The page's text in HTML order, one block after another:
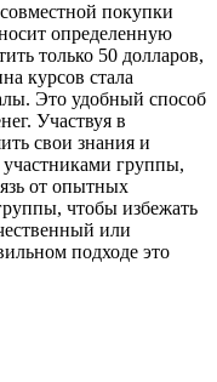
покупки
определенную
только 50 долларов,
курсов стала
Это удобный способ
Участвуя в
свои знания и
группы,
от опытных
чтобы избежать
или
подходе это